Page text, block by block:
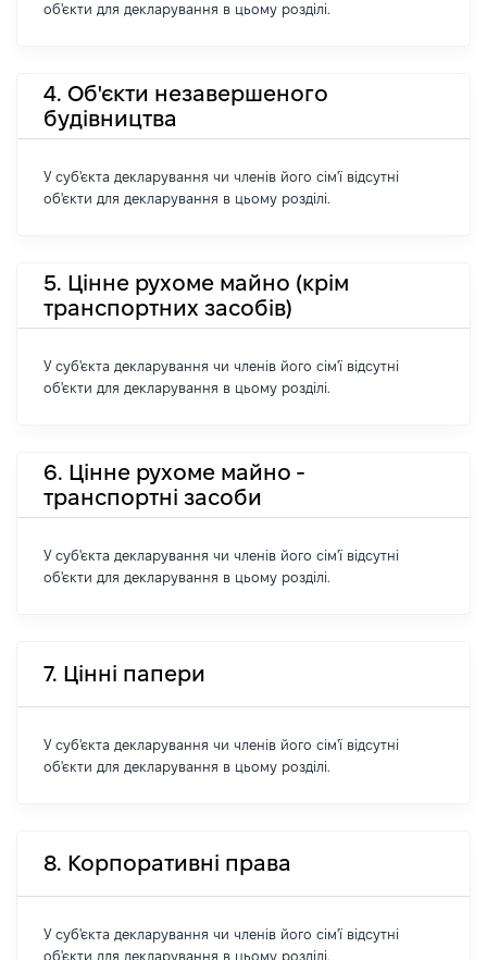
об'єкти для декларування в цьому розділі.
4. Об'єкти незавершеного
будівництва
У суб'єкта декларування чи членів його сім'ї відсутні
об'єкти для декларування в цьому розділі.
5. Цінне рухоме майно (крім
транспортних засобів)
У суб'єкта декларування чи членів його сім'ї відсутні
об'єкти для декларування в цьому розділі.
6. Цінне рухоме майно -
транспортні засоби
У суб'єкта декларування чи членів його сім'ї відсутні
об'єкти для декларування в цьому розділі.
7. Цінні папери
У суб'єкта декларування чи членів його сім'ї відсутні
об'єкти для декларування в цьому розділі.
8. Корпоративні права
У суб'єкта декларування чи членів його сім'ї відсутні
об'єкти для декларування в цьому розділі.